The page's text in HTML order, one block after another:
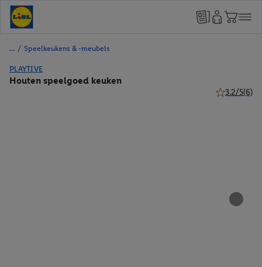
/ Speelkeukens & -meubels
PLAYTIVE
Houten speelgoed keuken
3.2/5(6)